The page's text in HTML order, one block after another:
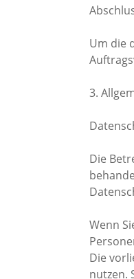
Um die
3.
Die
Wenn
Die
nutzen.